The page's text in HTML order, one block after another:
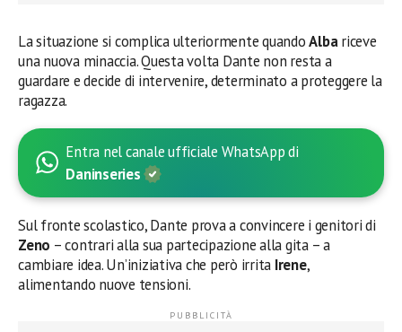
La situazione si complica ulteriormente quandoAlbariceve
una nuova minaccia. Questa volta Dante non resta a
guardare e decide di intervenire, determinato a proteggere la
ragazza.
Entra nel canale ufficiale WhatsApp di
Daninseries
Sul fronte scolastico, Dante prova a convincere i genitori di
Zeno – contrari alla sua partecipazione alla gita – a
cambiare idea. Un’iniziativa che però irrita Irene,
alimentando nuove tensioni.